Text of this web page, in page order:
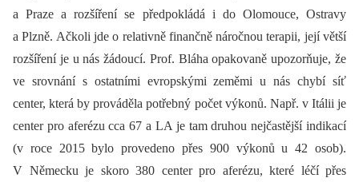
a Praze a rozšíření se předpokládá i do Olomouce, Ostravy
a Plzně. Ačkoli jde o relativně finančně náročnou terapii, její větší
rozšíření je u nás žádoucí. Prof. Bláha opakovaně upozorňuje, že
ve srovnání s ostatními evropskými zeměmi u nás chybí síť
center, která by prováděla potřebný počet výkonů. Např. v Itálii je
center pro aferézu cca 67 a LA je tam druhou nejčastější indikací
(v roce 2015 bylo provedeno přes 900 výkonů u 42 osob).
V Německu je skoro 380 center pro aferézu, které léčí přes